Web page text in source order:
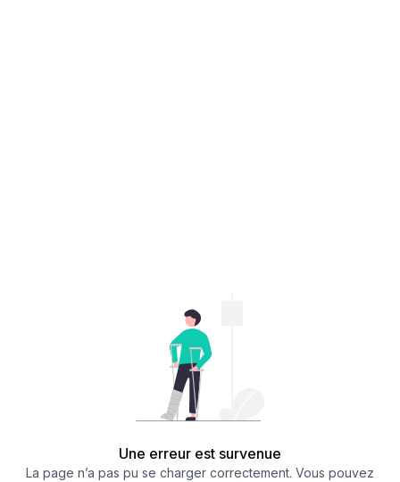
Une erreur est survenue
La page n’a pas pu se charger correctement. Vous pouvez